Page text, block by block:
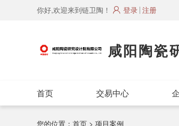
你好,欢迎来到链卫陶！ 登录 注册
咸阳陶瓷
首页 交易中心
您的位置： 首页 > 项目案例